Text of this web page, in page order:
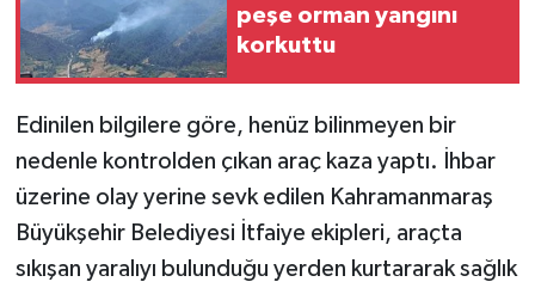
peşe orman yangını
korkuttu
Edinilen bilgilere göre, henüz bilinmeyen bir
nedenle kontrolden çıkan araç kaza yaptı. İhbar
üzerine olay yerine sevk edilen Kahramanmaraş
Büyükşehir Belediyesi İtfaiye ekipleri, araçta
sıkışan yaralıyı bulunduğu yerden kurtararak sağlık